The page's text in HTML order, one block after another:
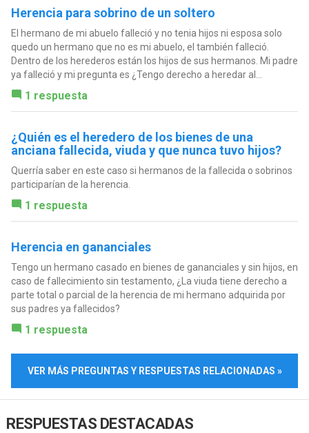
Herencia para sobrino de un soltero
El hermano de mi abuelo falleció y no tenia hijos ni esposa solo
quedo un hermano que no es mi abuelo, el también falleció.
Dentro de los herederos están los hijos de sus hermanos. Mi padre
ya falleció y mi pregunta es ¿Tengo derecho a heredar al...
1 respuesta
¿Quién es el heredero de los bienes de una
anciana fallecida, viuda y que nunca tuvo hijos?
Querría saber en este caso si hermanos de la fallecida o sobrinos
participarían de la herencia.
1 respuesta
Herencia en gananciales
Tengo un hermano casado en bienes de gananciales y sin hijos, en
caso de fallecimiento sin testamento, ¿La viuda tiene derecho a
parte total o parcial de la herencia de mi hermano adquirida por
sus padres ya fallecidos?
1 respuesta
VER MÁS PREGUNTAS Y RESPUESTAS RELACIONADAS »
RESPUESTAS DESTACADAS